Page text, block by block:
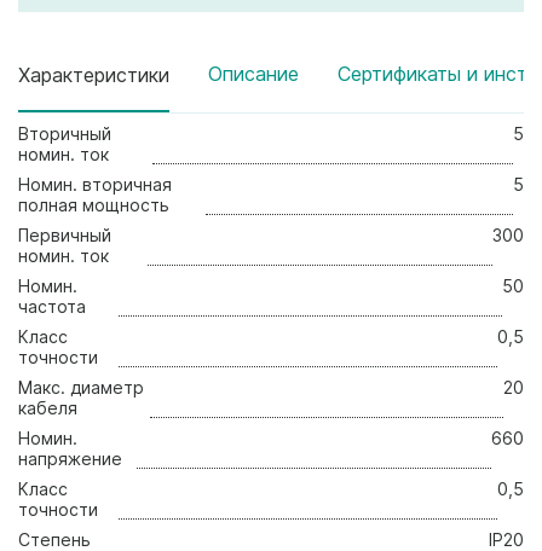
Характеристики Описание Сертификаты и
Вторичный
номин. ток
5
Номин. вторичная
полная мощность
5
Первичный
номин. ток
300
Номин.
частота
50
Класс
точности
0,5
Макс. диаметр
кабеля
20
Номин.
напряжение
660
Класс
точности
0,5
Стeпень
IP20